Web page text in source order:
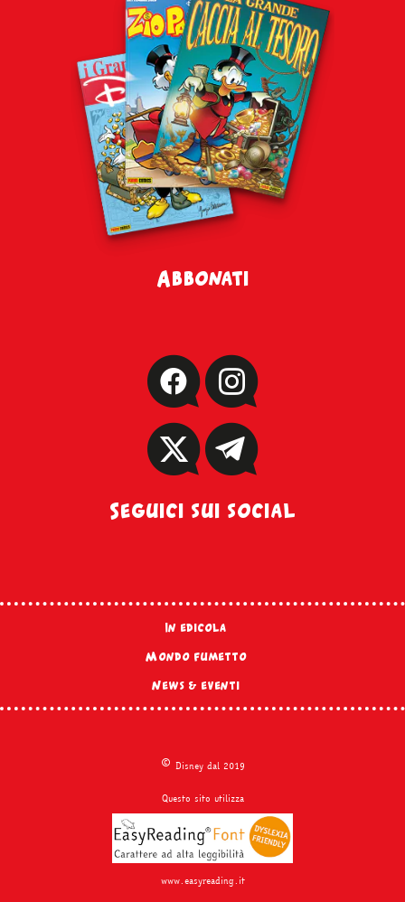
Abbonati
Seguici sui social
In edicola
Mondo fumetto
News & eventi
© Disney dal 2019
Questo sito utilizza
www.easyreading.it